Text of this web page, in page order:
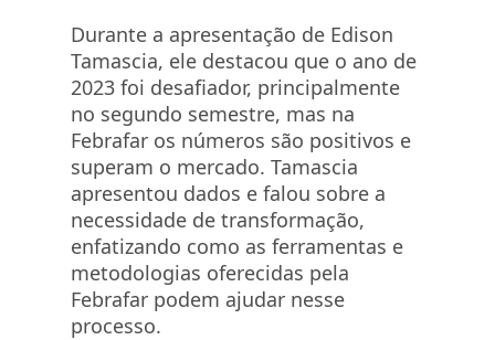
Durante a apresentação de Edison
Tamascia, ele destacou que o ano de
2023 foi desafiador, principalmente
no segundo semestre, mas na
Febrafar os números são positivos e
superam o mercado. Tamascia
apresentou dados e falou sobre a
necessidade de transformação,
enfatizando como as ferramentas e
metodologias oferecidas pela
Febrafar podem ajudar nesse
processo.